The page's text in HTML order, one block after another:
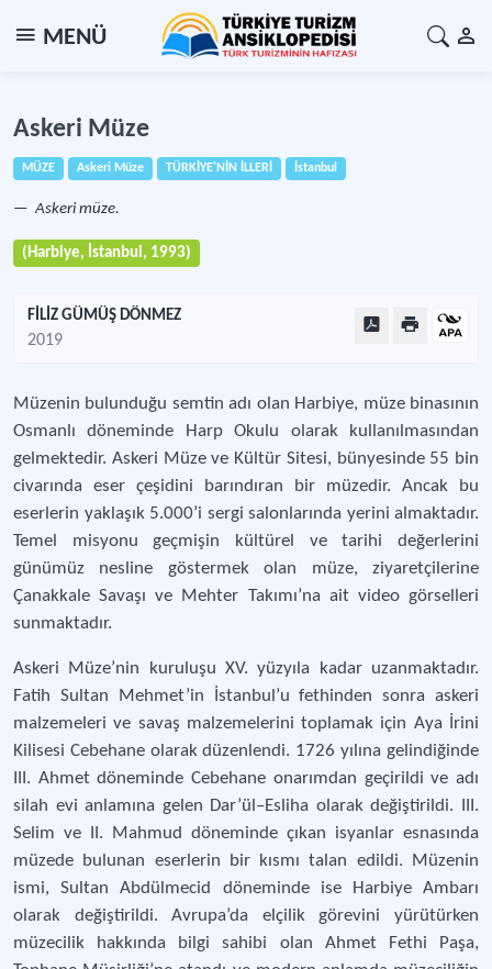
MENÜ
Askeri Müze
MÜZE Askeri Müze TÜRKİYE'NİN İLLERİ İstanbul
Askeri müze.
(Harbiye, İstanbul, 1993)
FİLİZ GÜMÜŞ DÖNMEZ
2019
Müzenin bulunduğu semtin adı olan Harbiye, müze binasının
Osmanlı döneminde Harp Okulu olarak kullanılmasından
gelmektedir. Askeri Müze ve Kültür Sitesi, bünyesinde 55 bin
civarında eser çeşidini barındıran bir müzedir. Ancak bu
eserlerin yaklaşık 5.000’i sergi salonlarında yerini almaktadır.
Temel misyonu geçmişin kültürel ve tarihi değerlerini
günümüz nesline göstermek olan müze, ziyaretçilerine
Çanakkale Savaşı ve Mehter Takımı’na ait video görselleri
sunmaktadır.
Askeri Müze’nin kuruluşu XV. yüzyıla kadar uzanmaktadır.
Fatih Sultan Mehmet’in İstanbul’u fethinden sonra askeri
malzemeleri ve savaş malzemelerini toplamak için Aya İrini
Kilisesi Cebehane olarak düzenlendi. 1726 yılına gelindiğinde
III. Ahmet döneminde Cebehane onarımdan geçirildi ve adı
silah evi anlamına gelen Dar’ül–Esliha olarak değiştirildi. III.
Selim ve II. Mahmud döneminde çıkan isyanlar esnasında
müzede bulunan eserlerin bir kısmı talan edildi. Müzenin
ismi, Sultan Abdülmecid döneminde ise Harbiye Ambarı
olarak değiştirildi. Avrupa’da elçilik görevini yürütürken
müzecilik hakkında bilgi sahibi olan Ahmet Fethi Paşa,